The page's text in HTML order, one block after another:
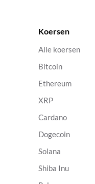
Koersen
Alle koersen
Bitcoin
Ethereum
XRP
Cardano
Dogecoin
Solana
Shiba Inu